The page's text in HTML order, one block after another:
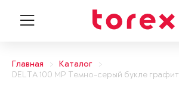
Главная
Каталог
DELTA 100 MP Темно-серый букле графит